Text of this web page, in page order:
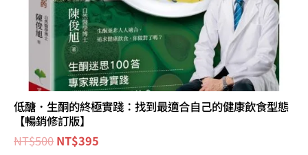
低醣．生酮的終極實踐：找到最適合自己的健康飲食型態
【暢銷修訂版】
NT$500 NT$395